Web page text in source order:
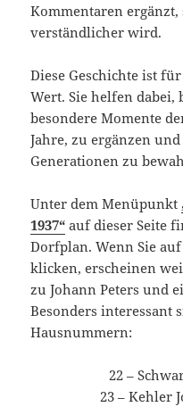
Kommentaren ergänzt,
verständlicher wird.
Diese Geschichte ist
Wert. Sie helfen
besondere Momente
Jahre, zu ergänzen
Generationen zu
Unter dem Menüpunkt
1937“ auf dieser Seite
Dorfplan. Wenn Sie
klicken, erscheinen
zu Johann Peters und
Besonders interessant
Hausnummern:
22 –
23 – Kehler